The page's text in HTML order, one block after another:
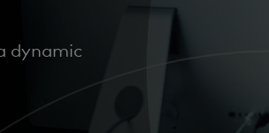
dynamic